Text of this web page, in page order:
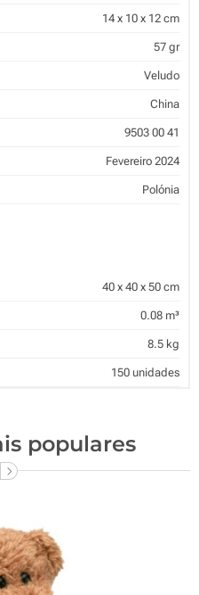
14 x 10 x 12 cm
57 gr
Veludo
China
9503 00 41
Fevereiro 2024
Polónia
40 x 40 x 50 cm
0.08 m³
8.5 kg
150 unidades
populares